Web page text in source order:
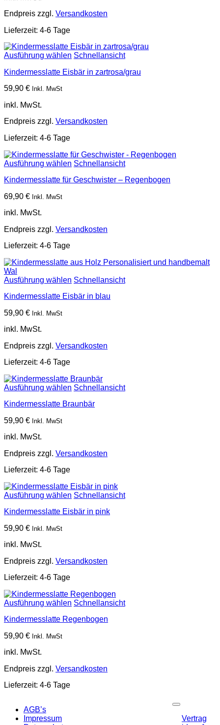
Endpreis zzgl. Versandkosten
Lieferzeit: 4-6 Tage
Ausführung wählen Schnellansicht
Kindermesslatte Eisbär in zartrosa/grau
59,90 € Inkl. MwSt
inkl. MwSt.
Endpreis zzgl. Versandkosten
Lieferzeit: 4-6 Tage
Ausführung wählen Schnellansicht
Kindermesslatte für Geschwister – Regenbogen
69,90 € Inkl. MwSt
inkl. MwSt.
Endpreis zzgl. Versandkosten
Lieferzeit: 4-6 Tage
Ausführung wählen Schnellansicht
Kindermesslatte Eisbär in blau
59,90 € Inkl. MwSt
inkl. MwSt.
Endpreis zzgl. Versandkosten
Lieferzeit: 4-6 Tage
Ausführung wählen Schnellansicht
Kindermesslatte Braunbär
59,90 € Inkl. MwSt
inkl. MwSt.
Endpreis zzgl. Versandkosten
Lieferzeit: 4-6 Tage
Ausführung wählen Schnellansicht
Kindermesslatte Eisbär in pink
59,90 € Inkl. MwSt
inkl. MwSt.
Endpreis zzgl. Versandkosten
Lieferzeit: 4-6 Tage
Ausführung wählen Schnellansicht
Kindermesslatte Regenbogen
59,90 € Inkl. MwSt
inkl. MwSt.
Endpreis zzgl. Versandkosten
Lieferzeit: 4-6 Tage
AGB’s
Impressum
Vertrag